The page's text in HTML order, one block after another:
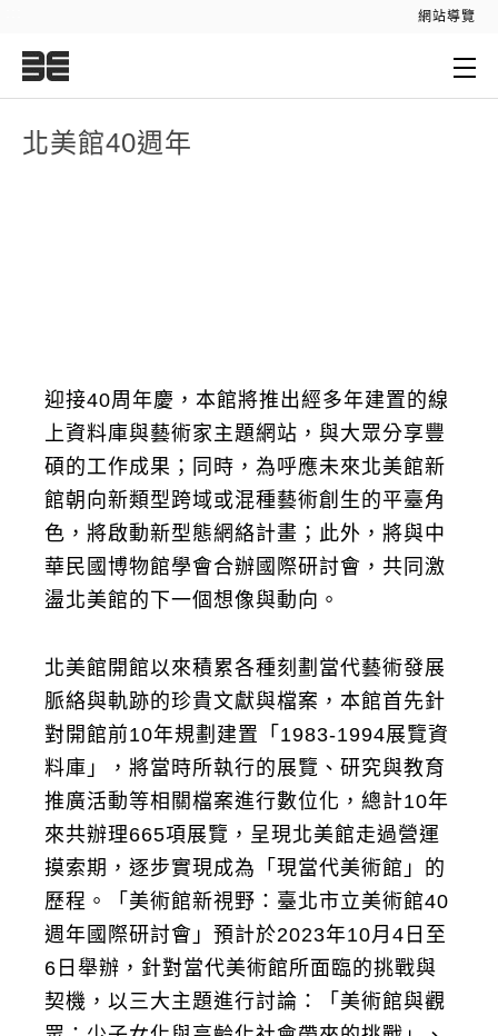
網站導覽
北美館40週年
迎接40周年慶，本館將推出經多年建置的線
上資料庫與藝術家主題網站，與大眾分享豐
碩的工作成果；同時，為呼應未來北美館新
館朝向新類型跨域或混種藝術創生的平臺角
色，將啟動新型態網絡計畫；此外，將與中
華民國博物館學會合辦國際研討會，共同激
盪北美館的下一個想像與動向。
北美館開館以來積累各種刻劃當代藝術發展
脈絡與軌跡的珍貴文獻與檔案，本館首先針
對開館前10年規劃建置「1983-1994展覽資
料庫」，將當時所執行的展覽、研究與教育
推廣活動等相關檔案進行數位化，總計10年
來共辦理665項展覽，呈現北美館走過營運
摸索期，逐步實現成為「現當代美術館」的
歷程。「美術館新視野：臺北市立美術館40
週年國際研討會」預計於2023年10月4日至
6日舉辦，針對當代美術館所面臨的挑戰與
契機，以三大主題進行討論：「美術館與觀